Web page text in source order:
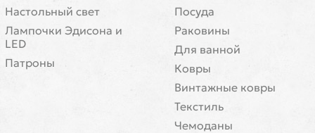
Настольный свет
Лампочки Эдисона и
LED
Патроны
Посуда
Раковины
Для ванной
Ковры
Винтажные ковры
Текстиль
Чемоданы